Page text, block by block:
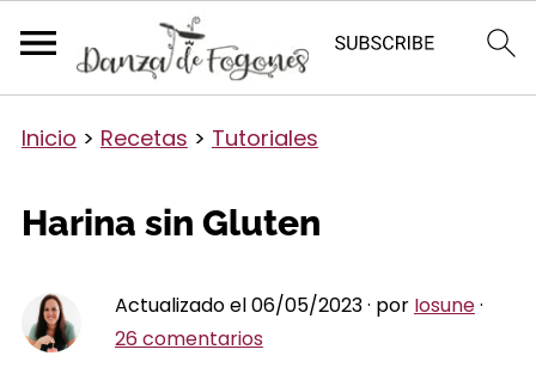
Inicio > Recetas > Tutoriales
Harina sin Gluten
Actualizado el 06/05/2023 · por Iosune·
26 comentarios